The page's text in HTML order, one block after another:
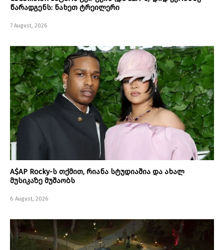
წარადგენს: ნახეთ ტრეილერი
7 August, 2026
A$AP Rocky-ს თქმით, რიანა სტუდიაშია და ახალ
მუსიკაზე მუშაობს
6 August, 2026